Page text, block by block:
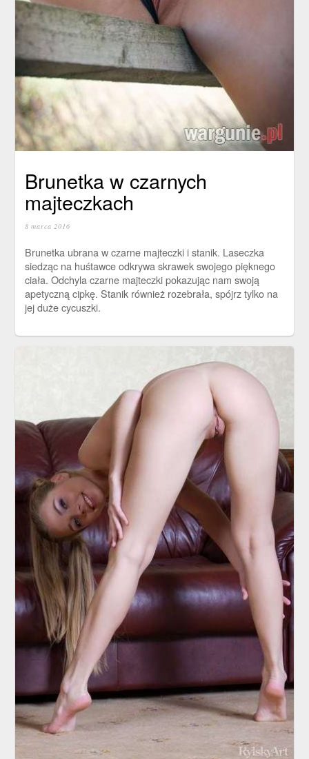
Brunetka w czarnych
majteczkach
8 marca 2016
Brunetka ubrana w czarne majteczki i stanik. Laseczka
siedząc na huśtawce odkrywa skrawek swojego pięknego
ciała. Odchyla czarne majteczki pokazując nam swoją
apetyczną cipkę. Stanik również rozebrała, spójrz tylko na
jej duże cycuszki.